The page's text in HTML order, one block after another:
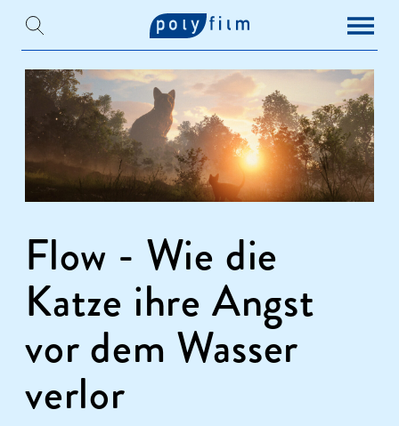
Flow - Wie die
Katze ihre Angst
vor dem Wasser
verlor